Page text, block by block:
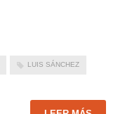
LUIS SÁNCHEZ